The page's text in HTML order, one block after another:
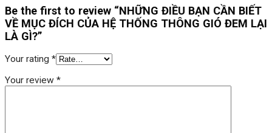
Be the first to review “NHỮNG ĐIỀU BẠN CẦN BIẾT
VỀ MỤC ĐÍCH CỦA HỆ THỐNG THÔNG GIÓ ĐEM LẠI
LÀ GÌ?”
Your rating *
Your review *